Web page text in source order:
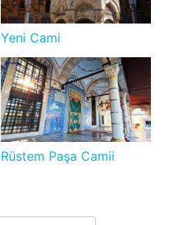
Yeni Cami
Rüstem Paşa Camii